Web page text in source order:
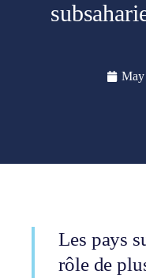
May
Les pays
rôle de